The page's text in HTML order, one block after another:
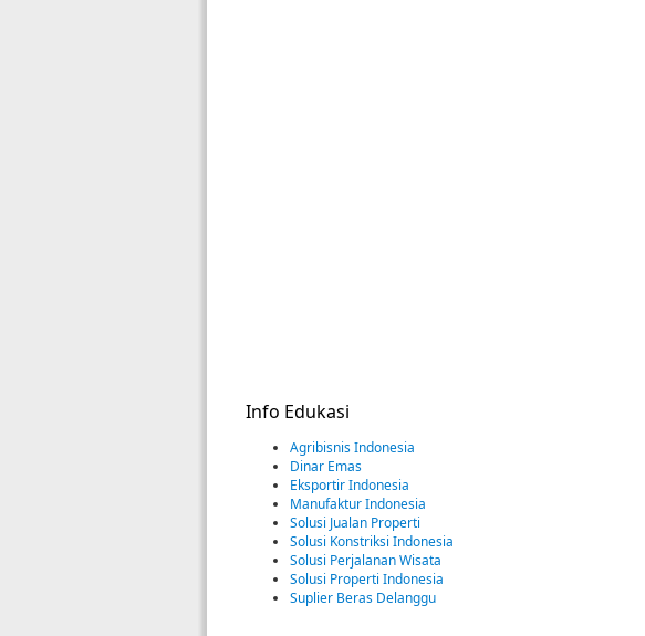
Info Edukasi
Agribisnis Indonesia
Dinar Emas
Eksportir Indonesia
Manufaktur Indonesia
Solusi Jualan Properti
Solusi Konstriksi Indonesia
Solusi Perjalanan Wisata
Solusi Properti Indonesia
Suplier Beras Delanggu